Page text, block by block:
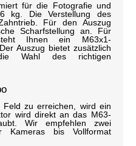
für die Fotografie und
kg. Die Verstellung des
Für den Auszug
Scharfstellung an. Für
Ihnen ein M63x1-
Auszug bietet zusätzlich
Wahl des richtigen
Feld zu erreichen, wird ein
wird direkt an das M63-
Wir empfehlen zwei
Kameras bis Vollformat